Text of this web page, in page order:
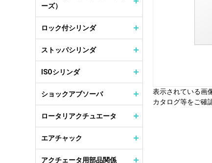
表示されている画
カタログ等をご確
ーズ）
ロック付シリンダ
ストッパシリンダ
ISOシリンダ
ショックアブソーバ
ロータリアクチュエータ
エアチャック
アクチェータ用部品関係